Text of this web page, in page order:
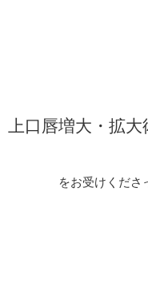
上口唇増大・拡
をお受けくださ